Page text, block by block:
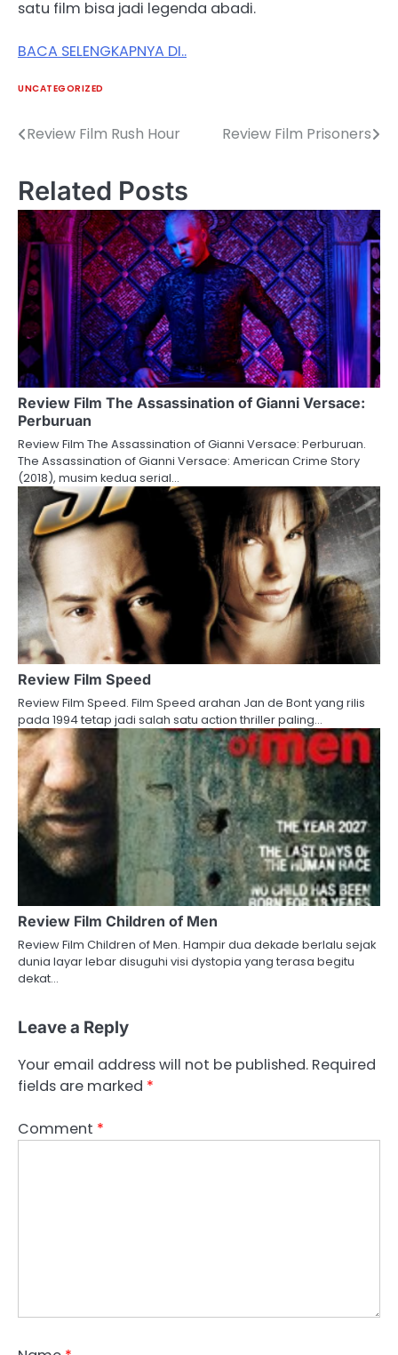
satu film bisa jadi legenda abadi.
BACA SELENGKAPNYA DI..
UNCATEGORIZED
Post
Review Film Rush Hour Review Film Prisoners
Related Posts
Review Film The Assassination of Gianni Versace:
Perburuan
Review Film The Assassination of Gianni Versace: Perburuan.
The Assassination of Gianni Versace: American Crime Story
(2018), musim kedua serial…
Review Film Speed
Review Film Speed. Film Speed arahan Jan de Bont yang rilis
pada 1994 tetap jadi salah satu action thriller paling…
Review Film Children of Men
Review Film Children of Men. Hampir dua dekade berlalu sejak
dunia layar lebar disuguhi visi dystopia yang terasa begitu
dekat…
Leave a Reply
Your email address will not be published. Required
fields are marked *
Comment *